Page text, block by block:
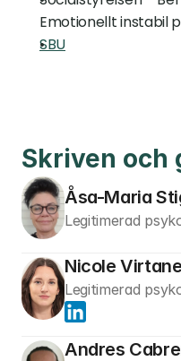
Emotionellt instabil
SBU
Skriven och
Åsa-Maria
Legitimerad
Nicole
Legitimerad
Andres